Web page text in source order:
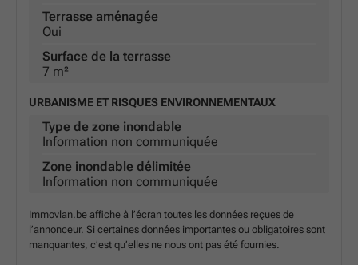
Terrasse aménagée
Oui
Surface de la terrasse
7 m²
URBANISME ET RISQUES ENVIRONNEMENTAUX
Type de zone inondable
Information non communiquée
Zone inondable délimitée
Information non communiquée
Immovlan.be affiche à l’écran toutes les données reçues de
l’annonceur. Si certaines données importantes ou obligatoires sont
manquantes, c’est qu’elles ne nous ont pas été fournies.